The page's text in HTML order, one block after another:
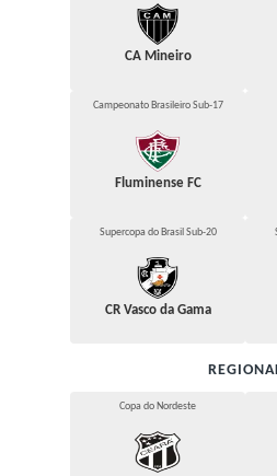
CA Mineiro
Campeonato Brasileiro Sub-17
Fluminense FC
Supercopa do Brasil Sub-20
CR Vasco da Gama
Copa do Nordeste